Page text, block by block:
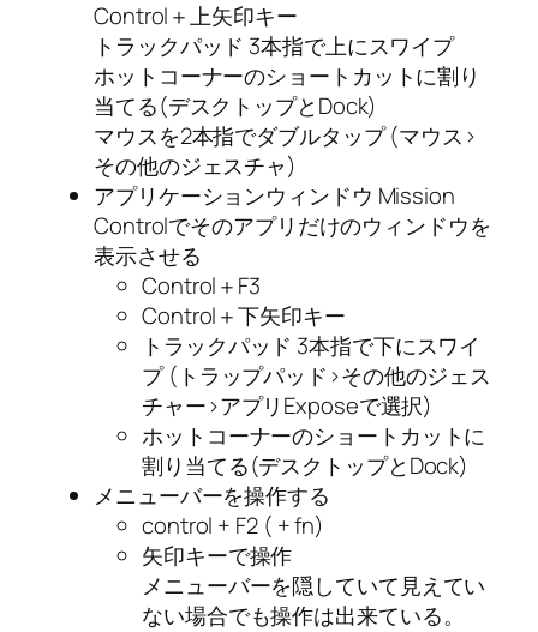
Control＋上矢印キー
トラックパッド 3本指で上にスワイプ
ホットコーナーのショートカットに割り
当てる(デスクトップとDock)
マウスを2本指でダブルタップ (マウス>
その他のジェスチャ)
アプリケーションウィンドウ Mission
Controlでそのアプリだけのウィンドウを
表示させる
Control＋F3
Control＋下矢印キー
トラックパッド 3本指で下にスワイ
プ (トラップパッド>その他のジェス
チャー>アプリExposeで選択)
ホットコーナーのショートカットに
割り当てる(デスクトップとDock)
メニューバーを操作する
control + F2 ( + fn)
矢印キーで操作
メニューバーを隠していて見えてい
ない場合でも操作は出来ている。